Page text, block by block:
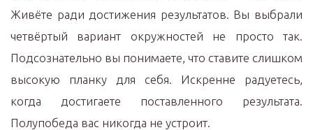
Живёте ради достижения результатов. Вы выбрали
четвёртый вариант окружностей не просто так.
Подсознательно вы понимаете, что ставите слишком
высокую планку для себя. Искренне радуетесь,
когда достигаете поставленного результата.
Полупобеда вас никогда не устроит.